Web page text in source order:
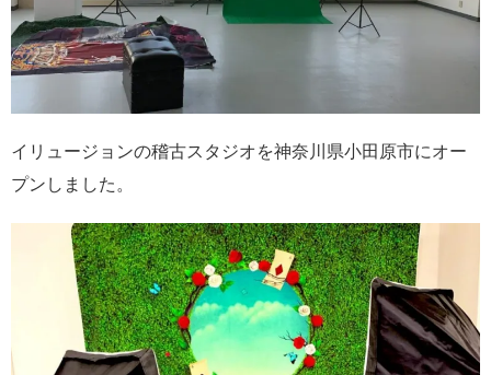
イリュージョンの稽古スタジオを神奈川県小田原市にオー
プンしました。